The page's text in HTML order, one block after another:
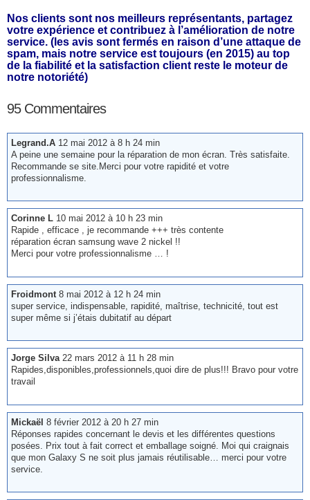
Nos clients sont nos meilleurs représentants, partagez
votre expérience et contribuez à l’amélioration de notre
service. (les avis sont fermés en raison d’une attaque de
spam, mais notre service est toujours (en 2015) au top
de la fiabilité et la satisfaction client reste le moteur de
notre notoriété)
95 Commentaires
Legrand.A 12 mai 2012 à 8 h 24 min
A peine une semaine pour la réparation de mon écran. Très satisfaite.
Recommande se site.Merci pour votre rapidité et votre
professionnalisme.
Corinne L 10 mai 2012 à 10 h 23 min
Rapide , efficace , je recommande +++ très contente
réparation écran samsung wave 2 nickel !!
Merci pour votre professionnalisme … !
Froidmont 8 mai 2012 à 12 h 24 min
super service, indispensable, rapidité, maîtrise, technicité, tout est
super même si j’étais dubitatif au départ
Jorge Silva 22 mars 2012 à 11 h 28 min
Rapides,disponibles,professionnels,quoi dire de plus!!! Bravo pour votre
travail
Mickaël 8 février 2012 à 20 h 27 min
Réponses rapides concernant le devis et les différentes questions
posées. Prix tout à fait correct et emballage soigné. Moi qui craignais
que mon Galaxy S ne soit plus jamais réutilisable… merci pour votre
service.